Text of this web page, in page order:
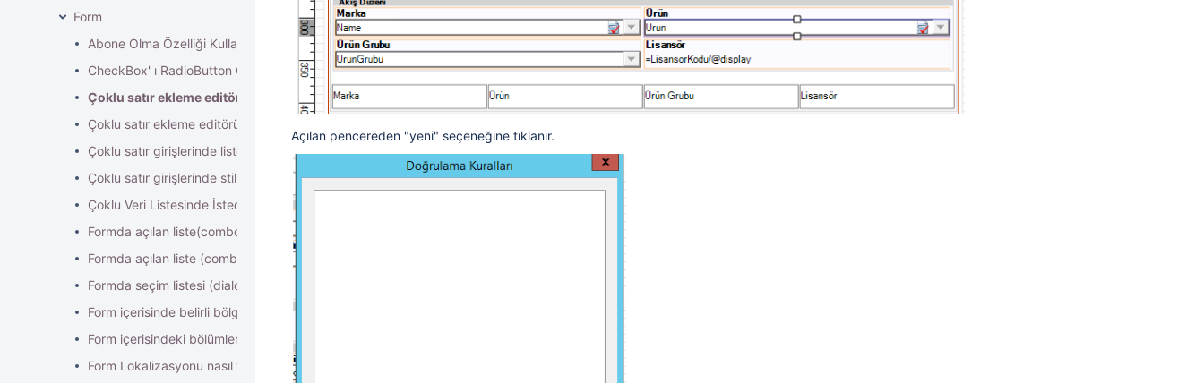
Form
Abone Olma Özelliği Kullanımı
CheckBox' ı RadioButton Gibi Kullanma
Çoklu satır ekleme editöründe aynı elemanın ikinci kez eklenmemesi için uyarı mesajı nasıl verilir?
Çoklu satır ekleme editöründe manuel kayıt ekleme nasıl yapılır?
Çoklu satır girişlerinde listede en az bir kayıt olması gerekir uyarı mesajı nasıl verilir?
Çoklu satır girişlerinde stil ve renklendirme nasıl yapılır?
Çoklu Veri Listesinde İstediğim bir bölümü nasıl silerim?
Formda açılan liste(combobox) tanımı ve ilişkilendirme nasıl yapılır?
Formda açılan liste (combobox) veri eşleme,sıralama, filtre ekleme, liste elemanı ekleme nasıl yapılır?
Formda seçim listesi (dialog box) ne zaman ve nasıl kullanılır?
Form içerisinde belirli bölgeleri şifre korumalı hale getirme
Form içerisindeki bölümlerin görünürlüklerini nasıl ayarlanabilir?
Form Lokalizasyonu nasıl yapılır?
Açılan pencereden "yeni" seçeneğine tıklanır.